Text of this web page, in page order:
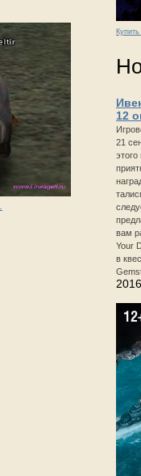
12
21
вам
Your
в